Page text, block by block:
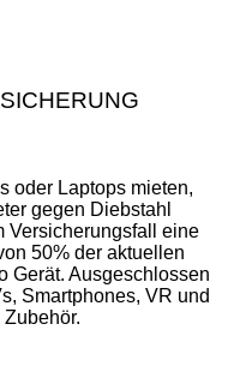
oder Laptops mieten,
gegen Diebstahl
Versicherungsfall eine
50% der aktuellen
Gerät. Ausgeschlossen
Smartphones, VR und